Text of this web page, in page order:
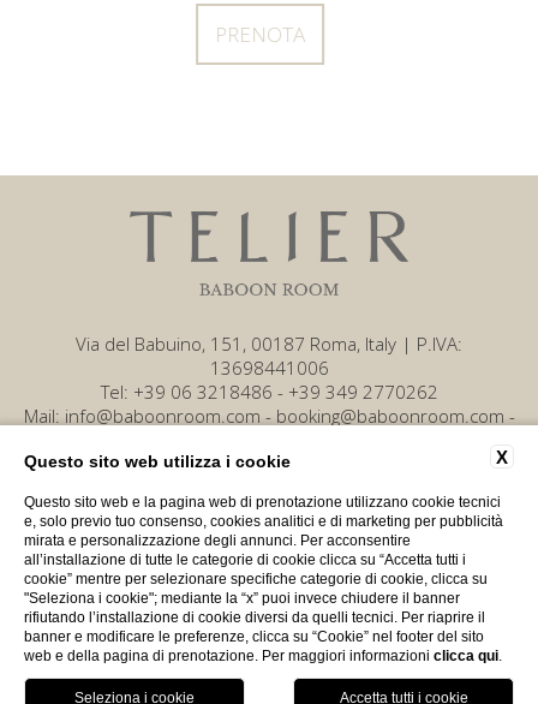
Via del Babuino, 151, 00187 Roma, Italy | P.IVA:
13698441006
Tel: +39 06 3218486 - +39 349 2770262
Mail: info@baboonroom.com - booking@baboonroom.com -
Contatti Privacy Cookie
Dati societari
Green Policy Accessibilità
WEBSITE BY BLASTNESS
X
Questo sito web utilizza i cookie
Questo sito web e la pagina web di prenotazione utilizzano cookie tecnici
e, solo previo tuo consenso, cookies analitici e di marketing per pubblicità
mirata e personalizzazione degli annunci. Per acconsentire
all’installazione di tutte le categorie di cookie clicca su “Accetta tutti i
cookie” mentre per selezionare specifiche categorie di cookie, clicca su
"Seleziona i cookie"; mediante la “x” puoi invece chiudere il banner
rifiutando l’installazione di cookie diversi da quelli tecnici. Per riaprire il
banner e modificare le preferenze, clicca su “Cookie” nel footer del sito
web e della pagina di prenotazione. Per maggiori informazioni clicca qui.